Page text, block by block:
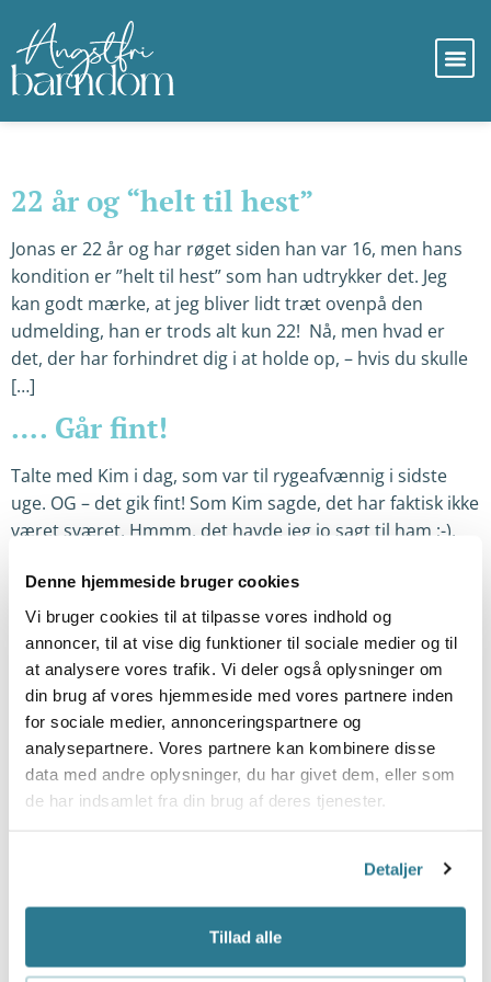
Denne hjemmeside bruger cookies
Vi bruger cookies til at tilpasse vores indhold og
annoncer, til at vise dig funktioner til sociale medier og til
at analysere vores trafik. Vi deler også oplysninger om
din brug af vores hjemmeside med vores partnere inden
for sociale medier, annonceringspartnere og
analysepartnere. Vores partnere kan kombinere disse
data med andre oplysninger, du har givet dem, eller som
de har indsamlet fra din brug af deres tjenester.
Detaljer
Tillad alle
22 år og “helt til hest”
Jonas er 22 år og har røget siden han var 16, men hans
kondition er ”helt til hest” som han udtrykker det. Jeg
kan godt mærke, at jeg bliver lidt træt ovenpå den
udmelding, han er trods alt kun 22! Nå, men hvad er
det, der har forhindret dig i at holde op, – hvis du skulle
[…]
…. Går fint!
Talte med Kim i dag, som var til rygeafvænnig i sidste
uge. OG – det gik fint! Som Kim sagde, det har faktisk ikke
været sværet. Hmmm, det havde jeg jo sagt til ham ;-).
kommer om et par dage på bloggen, – […]
Hvad nu hvis,- at jeg påstod, at
det bare er noget du bilder dig
ind…?
Kim er 43 år, og er kommet for at blive røgfri. Han har
haft en blodprop i hjertet to gange og fået en stent
indopereret, – så nu går den ikke længere. Jeg
Dette indlæg er en artikel som jeg har skrevet til
Ugebladet i forbindelse med årsskiftet, hvor mange